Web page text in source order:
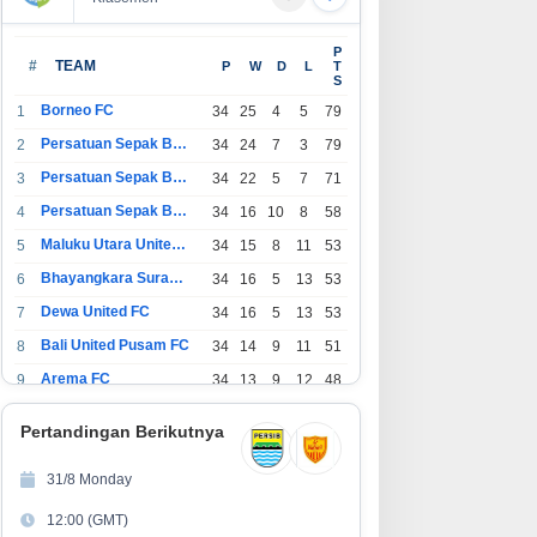
# TEAM P W D L
P
T
S
1 Borneo FC 34 25 4 5
79
2
Persatuan Sepak Bola Indonesia Bandung 34 24 7 3
79
3
Persatuan Sepak Bola Indonesia Jakarta 34 22 5 7
71
4
Persatuan Sepak Bola Surabaya 34 16 10 8
58
5
Maluku Utara United FC 34 15 8 11
53
6
Bhayangkara Surabaya United 34 16 5 13
53
7
Dewa United FC 34 16 5 13
53
8
Bali United Pusam FC 34 14 9 11
51
9
Arema FC 34 13 9 12
48
0
1
11 12 11
2
Pertandingan Berikutnya
31/8 Monday
12:00 (GMT)